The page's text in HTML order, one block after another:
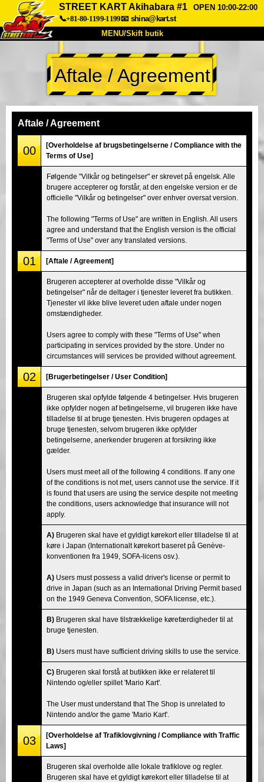
STREET KART Akihabara #1
OPEN 10:00-22:00
📞+81-80-1199-1199📧 shina@kart.st
MENU/Skift butik
TOP
Om Specifikationer Pris
Virksomhed
Tokyo Shinagawa
Tokyo Akihabara#2 Tokyo Shibuya
Tokyo Shibuya Annex Tokyo Bay
Tokyo Asakusa Osaka
Okinawa
Aftale / Agreement
Aftale / Agreement
00
[Overholdelse af brugsbetingelserne / Compliance with the
Terms of Use]
Følgende "Vilkår og betingelser" er skrevet på engelsk. Alle
brugere accepterer og forstår, at den engelske version er de
officielle "Vilkår og betingelser" over enhver oversat version.
The following "Terms of Use" are written in English. All users
agree and understand that the English version is the official
"Terms of Use" over any translated versions.
01 [Aftale / Agreement]
Brugeren accepterer at overholde disse "Vilkår og
betingelser" når de deltager i tjenester leveret fra butikken.
Tjenester vil ikke blive leveret uden aftale under nogen
omstændigheder.
Users agree to comply with these "Terms of Use" when
participating in services provided by the store. Under no
circumstances will services be provided without agreement.
02 [Brugerbetingelser / User Condition]
Brugeren skal opfylde følgende 4 betingelser. Hvis brugeren
ikke opfylder nogen af betingelserne, vil brugeren ikke have
tilladelse til at bruge tjenesten. Hvis brugeren opdages at
bruge tjenesten, selvom brugeren ikke opfylder
betingelserne, anerkender brugeren at forsikring ikke
gælder.
Users must meet all of the following 4 conditions. If any one
of the conditions is not met, users cannot use the service. If it
is found that users are using the service despite not meeting
the conditions, users acknowledge that insurance will not
apply.
A) Brugeren skal have et gyldigt kørekort eller tilladelse til at
køre i Japan (Internationalt kørekort baseret på Genève-
konventionen fra 1949, SOFA-licens osv.).
A) Users must possess a valid driver's license or permit to
drive in Japan (such as an International Driving Permit based
on the 1949 Geneva Convention, SOFA license, etc.).
B) Brugeren skal have tilstrækkelige kørefærdigheder til at
bruge tjenesten.
B) Users must have sufficient driving skills to use the service.
C) Brugeren skal forstå at butikken ikke er relateret til
Nintendo og/eller spillet 'Mario Kart'.
The User must understand that The Shop is unrelated to
Nintendo and/or the game 'Mario Kart'.
03
[Overholdelse af Trafiklovgivning / Compliance with Traffic
Laws]
Brugeren skal overholde alle lokale trafiklove og regler.
Brugeren skal have et gyldigt kørekort eller tilladelse til at